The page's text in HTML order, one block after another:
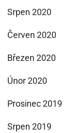
Srpen 2020
Červen 2020
Březen 2020
Únor 2020
Prosinec 2019
Srpen 2019